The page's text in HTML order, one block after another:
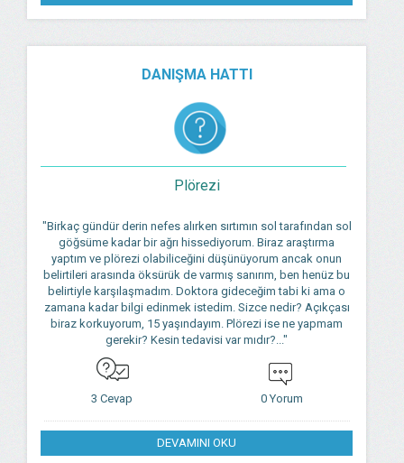
DANIŞMA HATTI
Plörezi
"Birkaç gündür derin nefes alırken sırtımın sol tarafından sol
göğsüme kadar bir ağrı hissediyorum. Biraz araştırma
yaptım ve plörezi olabiliceğini düşünüyorum ancak onun
belirtileri arasında öksürük de varmış sanırım, ben henüz bu
belirtiyle karşılaşmadım. Doktora gideceğim tabi ki ama o
zamana kadar bilgi edinmek istedim. Sizce nedir? Açıkçası
biraz korkuyorum, 15 yaşındayım. Plörezi ise ne yapmam
gerekir? Kesin tedavisi var mıdır?..."
3 Cevap 0 Yorum
DEVAMINI OKU